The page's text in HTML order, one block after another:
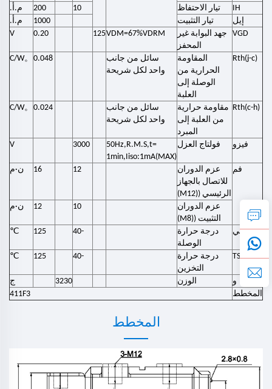
IH تيار الاحتفاظ 10
200
م.أ.
إيل
تيار التثبيت 1000
م.أ.
VGD
جهد البوابة غير
المحفز
VDM=67%VDRM
125
0.20
V
Rth(j-c)
المقاومة
الحرارية من
الوصلة إلى
العلبة
سائل من جانب
واحد لكل شريحة
0.048
。
C/W
Rth(c-h) مقاومة حرارية
من العلبة إلى
المبرد
سائل من جانب
واحد لكل شريحة
0.024
。
C/W
فيزو فولتاج العزل
50Hz,R.M.S,t=
1min,Iiso:1mA(MAX)
3000
V
فم
عزم الدوران
للاتصال بالجهاز
الرئيسي ((M12)
12
16 ن·م
عزم الدوران
التثبيت ((M8)
10
12 ن·م
تيفي
درجة حرارة
الوصلة
-40
125
℃
TSTG
درجة حرارة
التخزين
-40
125
℃
و الوزن 3230
ج
المخطط
411F3
المخطط